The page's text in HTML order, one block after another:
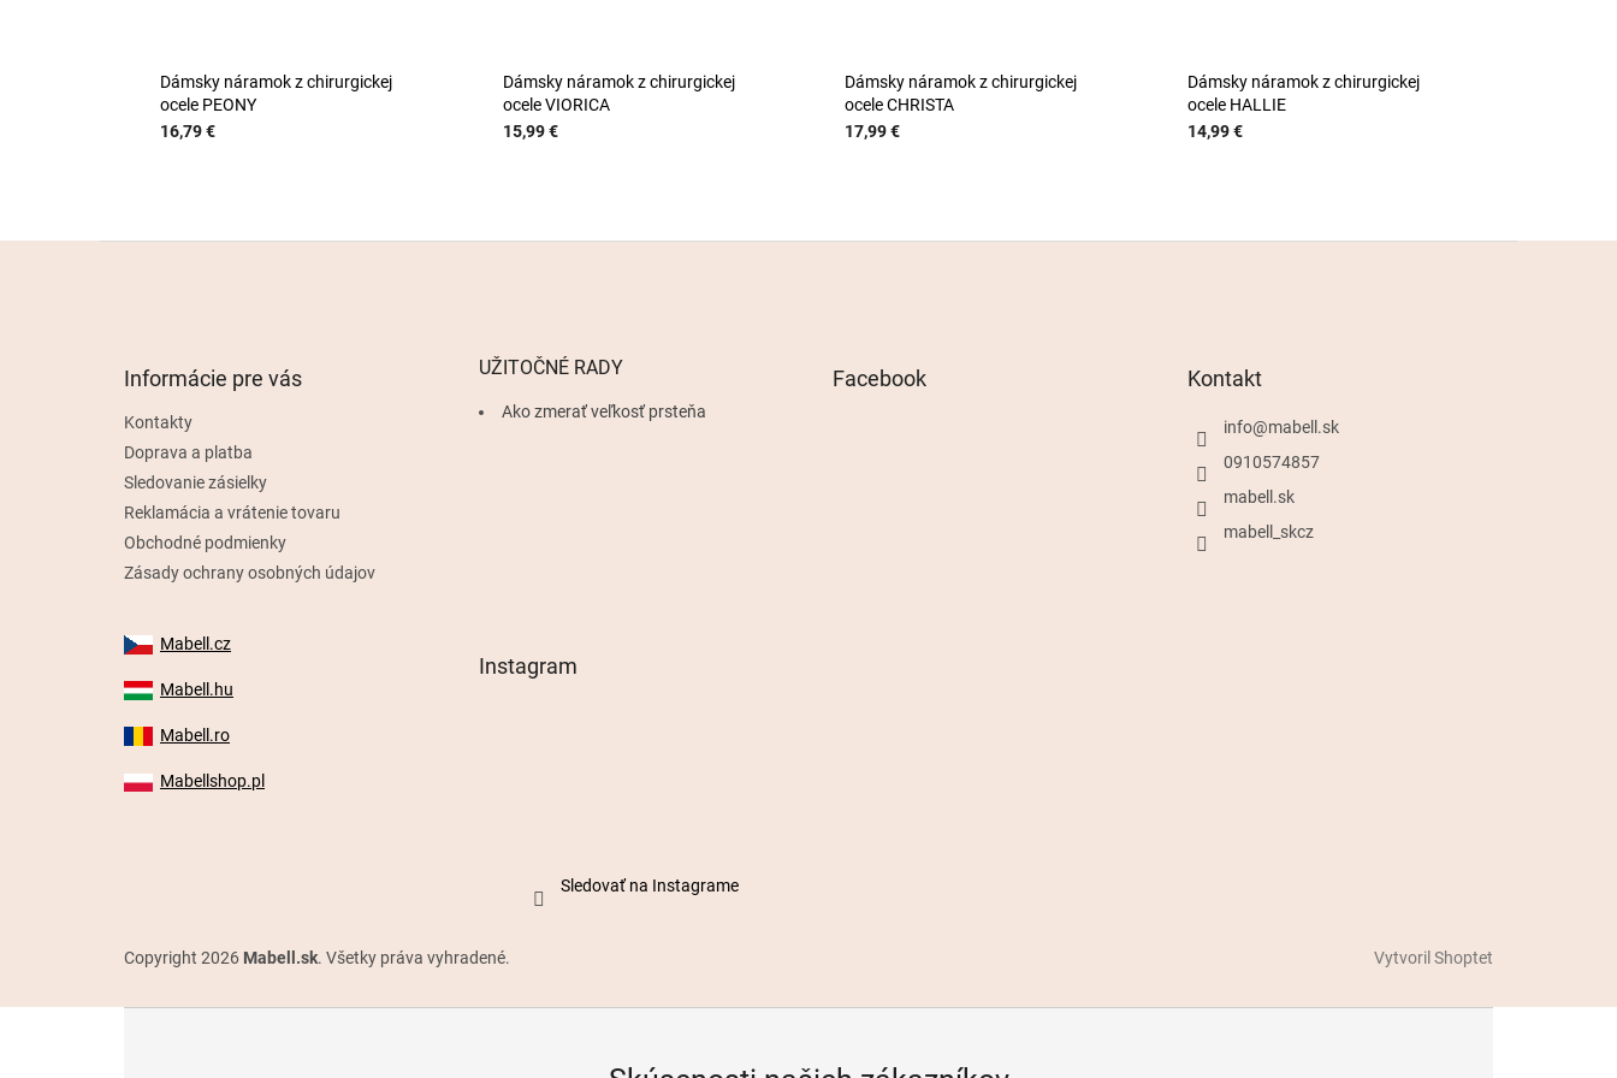
Dámsky náramok z chirurgickej
ocele PEONY
16,79 €
Dámsky náramok z chirurgickej
ocele VIORICA
15,99 €
Dámsky náramok z chirurgickej
ocele CHRISTA
17,99 €
Dámsky náramok z chirurgickej
ocele HALLIE
14,99 €
Informácie pre vás
Kontakty
Doprava a platba
Sledovanie zásielky
Reklamácia a vrátenie tovaru
Obchodné podmienky
Zásady ochrany osobných údajov
UŽITOČNÉ RADY
Ako zmerať veľkosť prsteňa
Facebook Kontakt
info@mabell.sk
0910574857
mabell.sk
mabell_skcz
Mabell.cz
Mabell.hu
Mabell.ro
Mabellshop.pl
Instagram
Sledovať na Instagrame
Vytvoril Shoptet
Copyright 2026 Mabell.sk. Všetky práva vyhradené.